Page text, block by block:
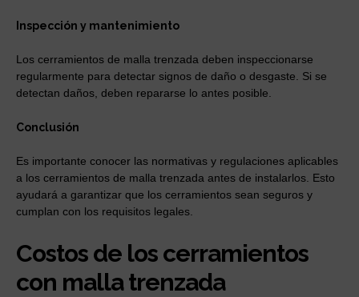
Inspección y mantenimiento
Los cerramientos de malla trenzada deben inspeccionarse
regularmente para detectar signos de daño o desgaste. Si se
detectan daños, deben repararse lo antes posible.
Conclusión
Es importante conocer las normativas y regulaciones aplicables
a los cerramientos de malla trenzada antes de instalarlos. Esto
ayudará a garantizar que los cerramientos sean seguros y
cumplan con los requisitos legales.
Costos de los cerramientos
con malla trenzada